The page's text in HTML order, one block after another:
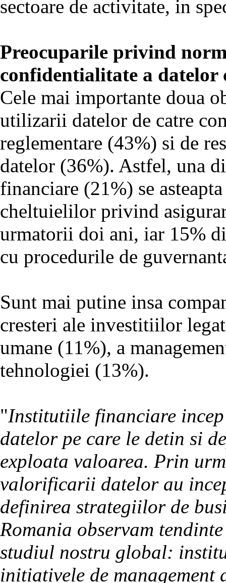
sectoare de activitate, in
Preocuparile privind
confidentialitate a datelor
Cele mai importante doua
utilizarii datelor de catre
reglementare (43%) si de
datelor (36%). Astfel, una
financiare (21%) se
cheltuielilor privind
urmatorii doi ani, iar 15%
cu procedurile de
Sunt mai putine insa
cresteri ale investitiilor
umane (11%), a
tehnologiei (13%).
"Institutiile financiare
datelor pe care le detin si
exploata valoarea. Prin
valorificarii datelor au
definirea strategiilor de
Romania observam
studiul nostru global:
initiativele de management